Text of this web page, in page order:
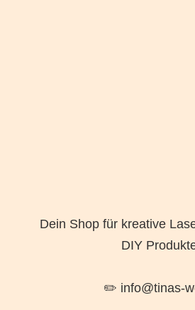
Dein Shop für kreative
DIY
✏️ info@tinas-